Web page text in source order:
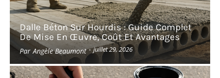
Dalle Béton Sur Hourdis : Guide Complet
De Mise En Œuvre, Coût Et Avantages
Par Angèle Beaumont - juillet 29, 2026